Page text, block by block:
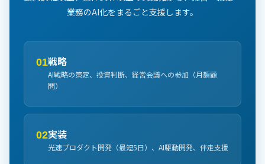
業務のAI化をまるごと支援します。
01戦略
AI戦略の策定、投資判断、経営会議への参加（月額顧
問）
02実装
光速プロダクト開発（最短5日）、AI駆動開発、伴走支援